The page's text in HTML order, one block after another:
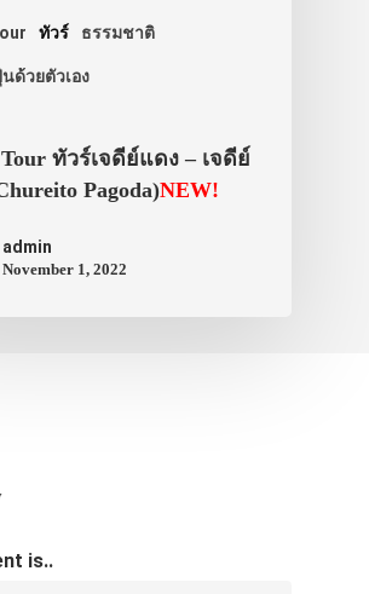
ทัวร์ ธรรมชาติ
ด้วยตัวเอง
ทัวร์เจดีย์แดง – เจดีย์
Pagoda)NEW!
admin
November 1, 2022
is..